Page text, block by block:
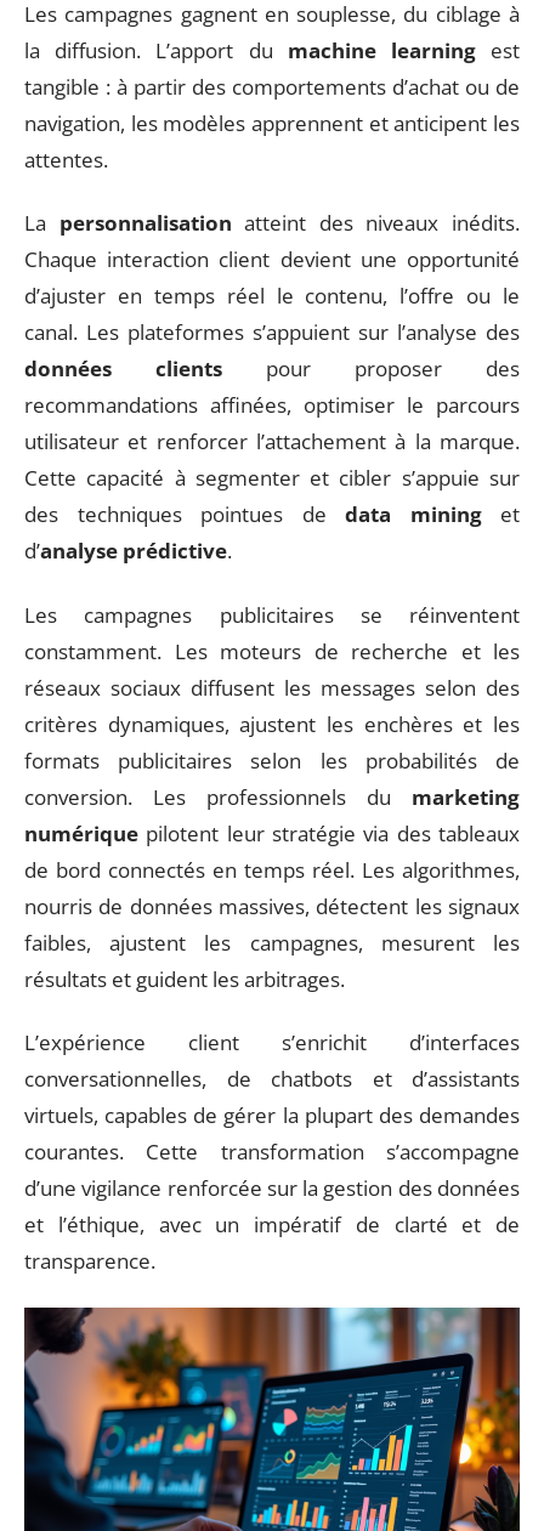
Les campagnes gagnent en souplesse, du ciblage à
la diffusion. L’apport du machine learningest
tangible : à partir des comportements d’achat ou de
navigation, les modèles apprennent et anticipent les
attentes.
La personnalisation atteint des niveaux inédits.
Chaque interaction client devient une opportunité
d’ajuster en temps réel le contenu, l’offre ou le
canal. Les plateformes s’appuient sur l’analyse des
données clients pour proposer des
recommandations affinées, optimiser le parcours
utilisateur et renforcer l’attachement à la marque.
Cette capacité à segmenter et cibler s’appuie sur
des techniques pointues de data mininget
d’analyse prédictive.
Les campagnes publicitaires se réinventent
constamment. Les moteurs de recherche et les
réseaux sociaux diffusent les messages selon des
critères dynamiques, ajustent les enchères et les
formats publicitaires selon les probabilités de
conversion. Les professionnels du marketing
numérique pilotent leur stratégie via des tableaux
de bord connectés en temps réel. Les algorithmes,
nourris de données massives, détectent les signaux
faibles, ajustent les campagnes, mesurent les
résultats et guident les arbitrages.
L’expérience client s’enrichit d’interfaces
conversationnelles, de chatbots et d’assistants
virtuels, capables de gérer la plupart des demandes
courantes. Cette transformation s’accompagne
d’une vigilance renforcée sur la gestion des données
et l’éthique, avec un impératif de clarté et de
transparence.